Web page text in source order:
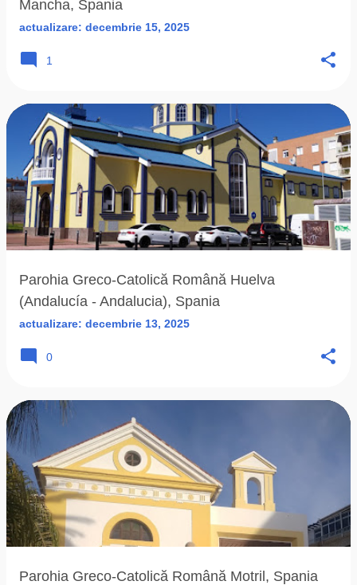
Mancha, Spania
actualizare: decembrie 15, 2025
1
Parohia Greco-Catolică Română Huelva
(Andalucía - Andalucia), Spania
actualizare: decembrie 13, 2025
0
Parohia Greco-Catolică Română Motril, Spania